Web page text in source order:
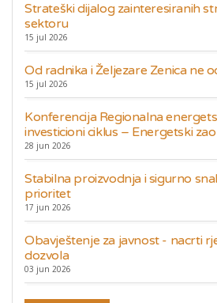
Strateški dijalog zainteresiranih
sektoru
15 jul 2026
Od radnika i Željezare Zenica ne
15 jul 2026
Konferencija Regionalna
investicioni ciklus – Energetski
28 jun 2026
Stabilna proizvodnja i sigurno
prioritet
17 jun 2026
Obavještenje za javnost - nacrti
dozvola
03 jun 2026